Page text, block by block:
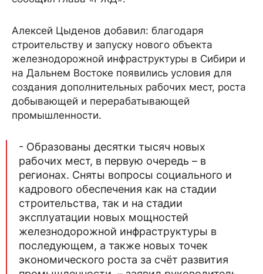
Алексей Цыденов добавил: благодаря
строительству и запуску нового объекта
железнодорожной инфраструктуры в Сибири и
на Дальнем Востоке появились условия для
создания дополнительных рабочих мест, роста
добывающей и перерабатывающей
промышленности.
- Образованы десятки тысяч новых
рабочих мест, в первую очередь – в
регионах. Сняты вопросы социального и
кадрового обеспечения как на стадии
строительства, так и на стадии
эксплуатации новых мощностей
железнодорожной инфраструктуры в
последующем, а также новых точек
экономического роста за счёт развития